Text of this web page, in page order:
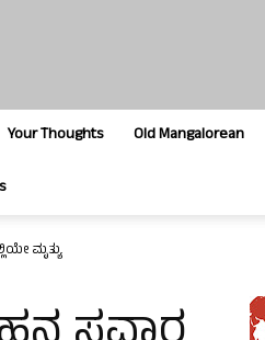
Your Thoughts Old Mangalorean
ಮೃತ್ಯು